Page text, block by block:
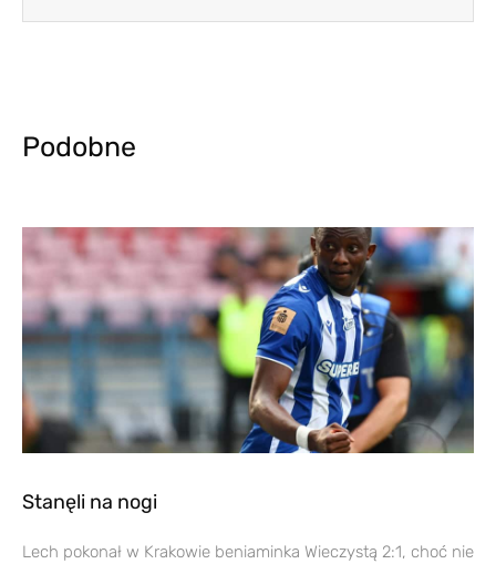
Podobne
Stanęli na nogi
Lech pokonał w Krakowie beniaminka Wieczystą 2:1, choć nie